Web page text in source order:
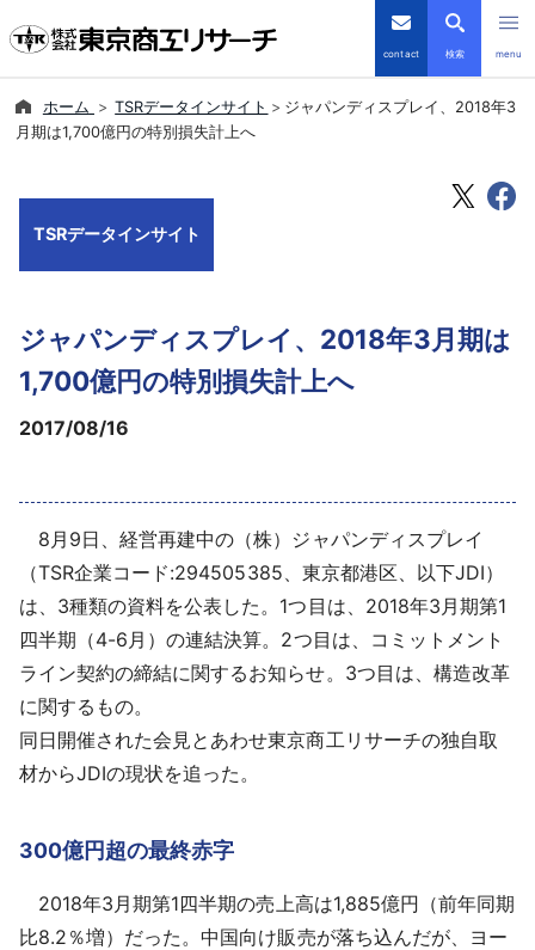
contact 検索 menu
倒産・注目企業情報
会社案内
導入事例
採用情報
よくあるご質問
English
ホーム TSRデータインサイト
ジャパンディスプレイ、2018年3
月期は1,700億円の特別損失計上へ
TSRデータインサイト
ジャパンディスプレイ、2018年3月期は
1,700億円の特別損失計上へ
2017/08/16
8月9日、経営再建中の（株）ジャパンディスプレイ
（TSR企業コード:294505385、東京都港区、以下JDI）
は、3種類の資料を公表した。1つ目は、2018年3月期第1
四半期（4-6月）の連結決算。2つ目は、コミットメント
ライン契約の締結に関するお知らせ。3つ目は、構造改革
に関するもの。
同日開催された会見とあわせ東京商工リサーチの独自取
材からJDIの現状を追った。
300億円超の最終赤字
2018年3月期第1四半期の売上高は1,885億円（前年同期
比8.2％増）だった。中国向け販売が落ち込んだが、ヨー